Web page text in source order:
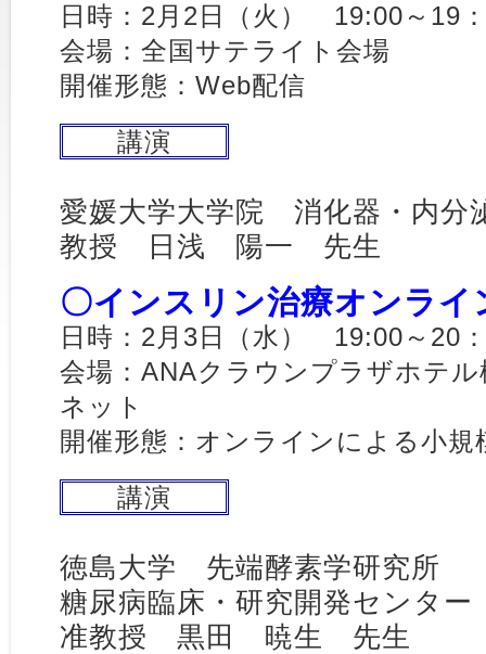
日時：2月2日（火） 19:00～19
会場：全国サテライト会場
開催形態：Web配信
講演
愛媛大学大学院 消化器・内分
教授 日浅 陽一 先生
〇インスリン治療オンライ
日時：2月3日（水） 19:00～20
会場：ANAクラウンプラザホテ
ネット
開催形態：オンラインによる小規
講演
徳島大学 先端酵素学研究所
糖尿病臨床・研究開発センタ
准教授 黒田 暁生 先生